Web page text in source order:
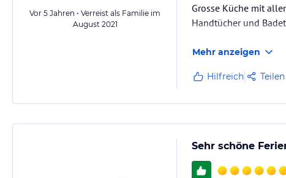
Vor 5 Jahren • Verreist als Familie im
August 2021
Grosse Küche mit
Handtücher und
Mehr anzeigen
Hilfreich Teilen
Sehr schöne